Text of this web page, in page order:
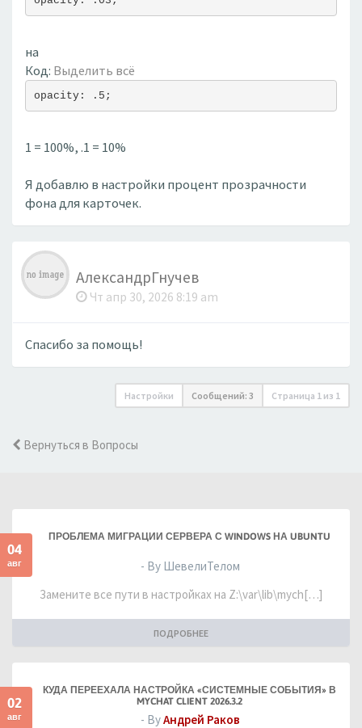
на
Код: Выделить всё
opacity: .5;
1 = 100%, .1 = 10%
Я добавлю в настройки процент прозрачности
фона для карточек.
АлександрГнучев
Чт апр 30, 2026 8:19 am
Спасибо за помощь!
Настройки Сообщений: 3 Страница 1 из 1
Вернуться в Вопросы
04
авг
ПРОБЛЕМА МИГРАЦИИ СЕРВЕРА С WINDOWS НА UBUNTU
- By ШевелиТелом
Замените все пути в настройках на Z:\var\lib\mych[…]
ПОДРОБНЕЕ
02
авг
КУДА ПЕРЕЕХАЛА НАСТРОЙКА «СИСТЕМНЫЕ СОБЫТИЯ» В
MYCHAT CLIENT 2026.3.2
- ByАндрей Раков